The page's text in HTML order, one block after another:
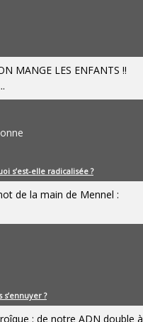
MANGE LES ENFANTS !!
s’est-elle radicalisée ?
de la main de Mennel :
?
: de notre ADN double à